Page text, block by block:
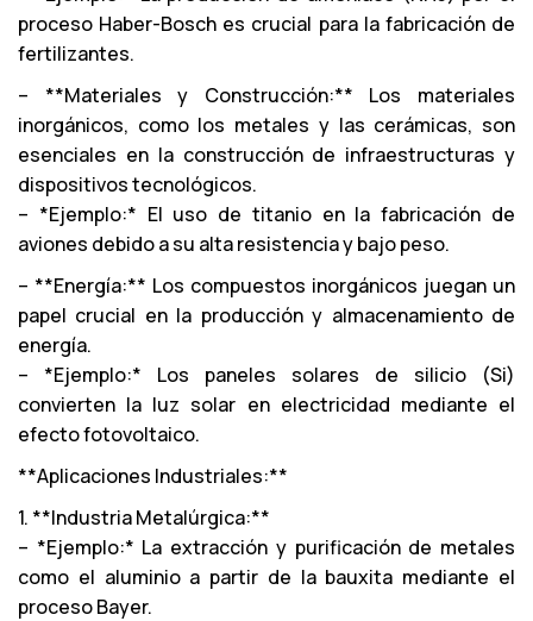
proceso Haber-Bosch es crucial para la fabricación de
fertilizantes.
– **Materiales y Construcción:** Los materiales
inorgánicos, como los metales y las cerámicas, son
esenciales en la construcción de infraestructuras y
dispositivos tecnológicos.
– *Ejemplo:* El uso de titanio en la fabricación de
aviones debido a su alta resistencia y bajo peso.
– **Energía:** Los compuestos inorgánicos juegan un
papel crucial en la producción y almacenamiento de
energía.
– *Ejemplo:* Los paneles solares de silicio (Si)
convierten la luz solar en electricidad mediante el
efecto fotovoltaico.
**Aplicaciones Industriales:**
1. **Industria Metalúrgica:**
– *Ejemplo:* La extracción y purificación de metales
como el aluminio a partir de la bauxita mediante el
proceso Bayer.